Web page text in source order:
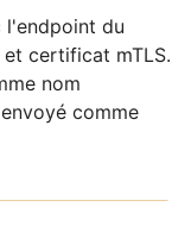
l'endpoint du
et certificat mTLS.
nom
comme